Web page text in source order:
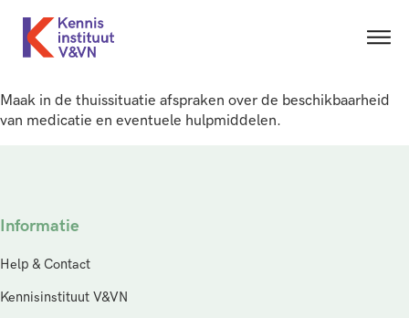
Maak in de thuissituatie afspraken over de beschikbaarheid
van medicatie en eventuele hulpmiddelen.
Informatie
Help & Contact
Kennisinstituut V&VN